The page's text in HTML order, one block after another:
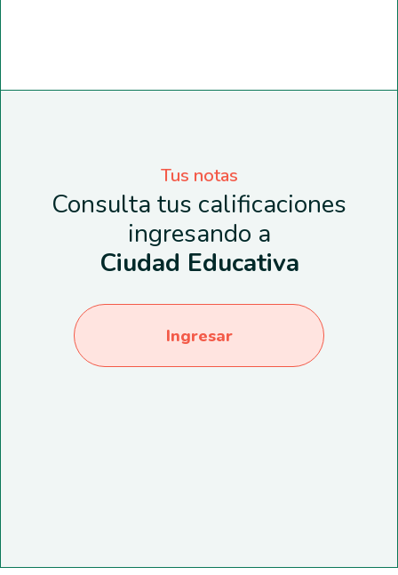
Tus notas
Consulta tus calificaciones
ingresando a
Ciudad Educativa
Ingresar